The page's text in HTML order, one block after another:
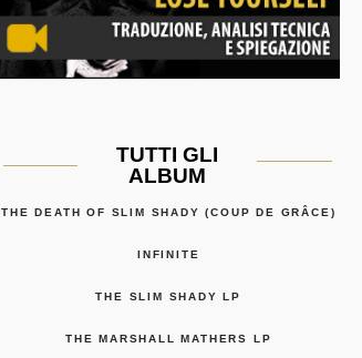
TUTTI GLI
ALBUM
THE DEATH OF SLIM SHADY (COUP DE GRÂCE)
INFINITE
THE SLIM SHADY LP
THE MARSHALL MATHERS LP